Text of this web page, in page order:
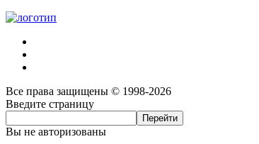
Все права защищены © 1998-2026
Введите страницу
Вы не авторизованы